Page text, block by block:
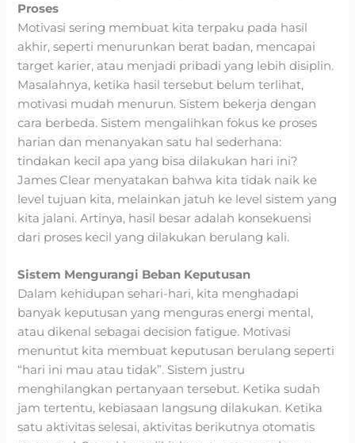
Proses
Motivasi sering membuat kita terpaku pada hasil
akhir, seperti menurunkan berat badan, mencapai
target karier, atau menjadi pribadi yang lebih disiplin.
Masalahnya, ketika hasil tersebut belum terlihat,
motivasi mudah menurun. Sistem bekerja dengan
cara berbeda. Sistem mengalihkan fokus ke proses
harian dan menanyakan satu hal sederhana:
tindakan kecil apa yang bisa dilakukan hari ini?
James Clear menyatakan bahwa kita tidak naik ke
level tujuan kita, melainkan jatuh ke level sistem yang
kita jalani. Artinya, hasil besar adalah konsekuensi
dari proses kecil yang dilakukan berulang kali.
Sistem Mengurangi Beban Keputusan
Dalam kehidupan sehari-hari, kita menghadapi
banyak keputusan yang menguras energi mental,
atau dikenal sebagai decision fatigue. Motivasi
menuntut kita membuat keputusan berulang seperti
“hari ini mau atau tidak”. Sistem justru
menghilangkan pertanyaan tersebut. Ketika sudah
jam tertentu, kebiasaan langsung dilakukan. Ketika
satu aktivitas selesai, aktivitas berikutnya otomatis